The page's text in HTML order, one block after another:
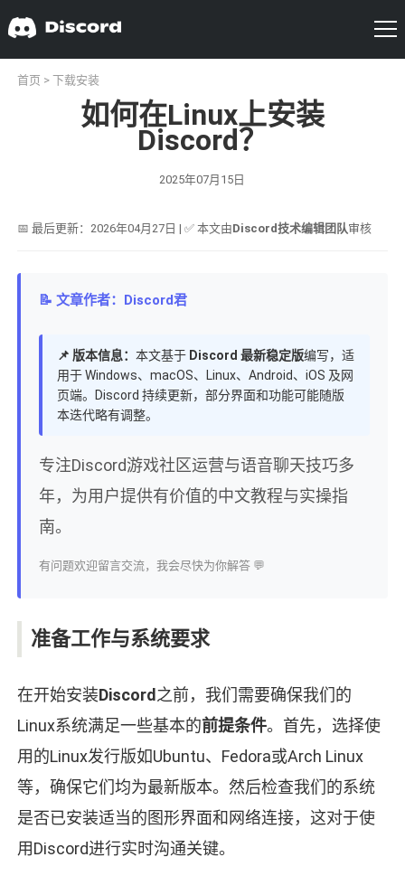
首页 > 下载安装
如何在Linux上安装
Discord？
2025年07月15日
📅 最后更新：2026年04月27日 | ✅ 本文由Discord技术编辑团队审核
📝 文章作者：Discord君
📌 版本信息： 本文基于 Discord 最新稳定版编写，适
用于 Windows、macOS、Linux、Android、iOS 及网
页端。Discord 持续更新，部分界面和功能可能随版
本迭代略有调整。
专注Discord游戏社区运营与语音聊天技巧多
年，为用户提供有价值的中文教程与实操指
南。
有问题欢迎留言交流，我会尽快为你解答 💬
准备工作与系统要求
在开始安装Discord 之前，我们需要确保我们的
Linux系统满足一些基本的前提条件。首先，选择使
用的Linux发行版如Ubuntu、Fedora或Arch Linux
等，确保它们均为最新版本。然后检查我们的系统
是否已安装适当的图形界面和网络连接，这对于使
用Discord进行实时沟通关键。